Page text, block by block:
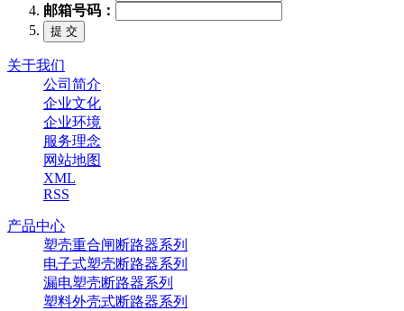
邮箱号码：
关于我们
公司简介
企业文化
企业环境
服务理念
网站地图
XML
RSS
产品中心
塑壳重合闸断路器系列
电子式塑壳断路器系列
漏电塑壳断路器系列
塑料外壳式断路器系列